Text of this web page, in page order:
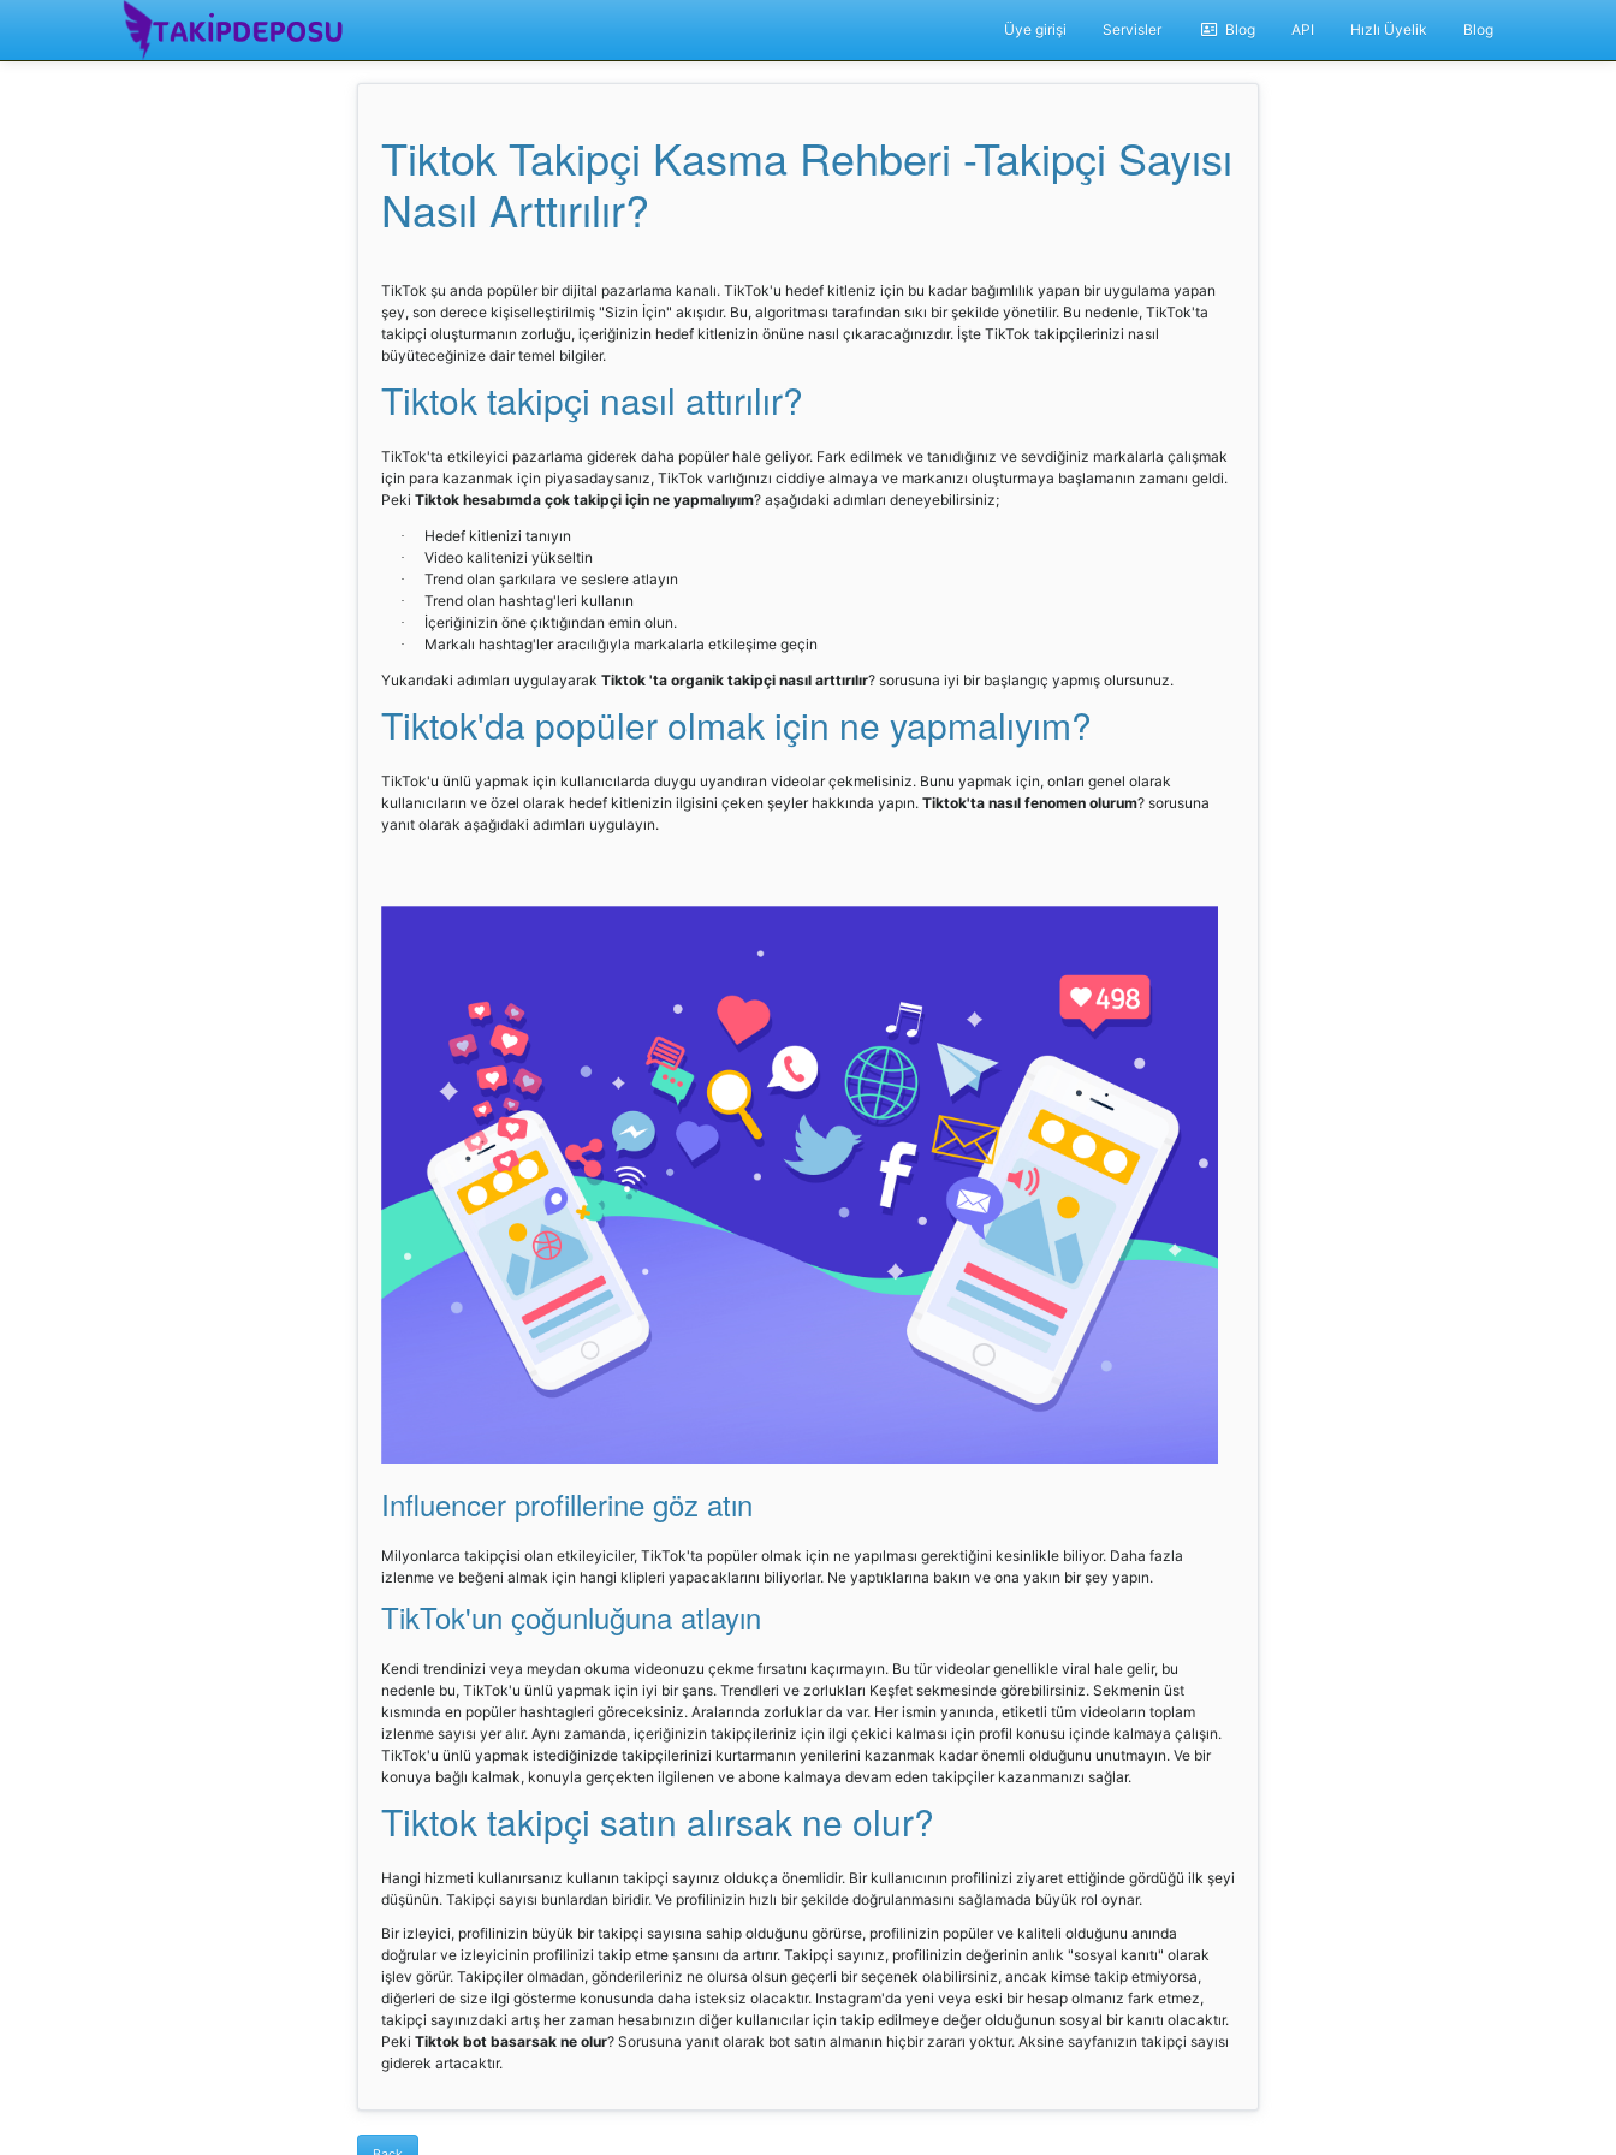
Üye girişi Servisler Blog API Hızlı Üyelik Blog
Tiktok Takipçi Kasma Rehberi -Takipçi Sayısı
Nasıl Arttırılır?
TikTok şu anda popüler bir dijital pazarlama kanalı. TikTok'u hedef kitleniz için bu kadar bağımlılık yapan bir uygulama yapan
şey, son derece kişiselleştirilmiş "Sizin İçin" akışıdır. Bu, algoritması tarafından sıkı bir şekilde yönetilir. Bu nedenle, TikTok'ta
takipçi oluşturmanın zorluğu, içeriğinizin hedef kitlenizin önüne nasıl çıkaracağınızdır. İşte TikTok takipçilerinizi nasıl
büyüteceğinize dair temel bilgiler.
Tiktok takipçi nasıl attırılır?
TikTok'ta etkileyici pazarlama giderek daha popüler hale geliyor. Fark edilmek ve tanıdığınız ve sevdiğiniz markalarla çalışmak
için para kazanmak için piyasadaysanız, TikTok varlığınızı ciddiye almaya ve markanızı oluşturmaya başlamanın zamanı geldi.
Peki Tiktok hesabımda çok takipçi için ne yapmalıyım? aşağıdaki adımları deneyebilirsiniz;
· Hedef kitlenizi tanıyın
· Video kalitenizi yükseltin
· Trend olan şarkılara ve seslere atlayın
· Trend olan hashtag'leri kullanın
· İçeriğinizin öne çıktığından emin olun.
·
Markalı hashtag'ler aracılığıyla markalarla etkileşime geçin
Yukarıdaki adımları uygulayarak Tiktok 'ta organik takipçi nasıl arttırılır? sorusuna iyi bir başlangıç yapmış olursunuz.
Tiktok'da popüler olmak için ne yapmalıyım?
TikTok'u ünlü yapmak için kullanıcılarda duygu uyandıran videolar çekmelisiniz. Bunu yapmak için, onları genel olarak
kullanıcıların ve özel olarak hedef kitlenizin ilgisini çeken şeyler hakkında yapın. Tiktok'ta nasıl fenomen olurum? sorusuna
yanıt olarak aşağıdaki adımları uygulayın.
Influencer profillerine göz atın
Milyonlarca takipçisi olan etkileyiciler, TikTok'ta popüler olmak için ne yapılması gerektiğini kesinlikle biliyor. Daha fazla
izlenme ve beğeni almak için hangi klipleri yapacaklarını biliyorlar. Ne yaptıklarına bakın ve ona yakın bir şey yapın.
TikTok'un çoğunluğuna atlayın
Kendi trendinizi veya meydan okuma videonuzu çekme fırsatını kaçırmayın. Bu tür videolar genellikle viral hale gelir, bu
nedenle bu, TikTok'u ünlü yapmak için iyi bir şans. Trendleri ve zorlukları Keşfet sekmesinde görebilirsiniz. Sekmenin üst
kısmında en popüler hashtagleri göreceksiniz. Aralarında zorluklar da var. Her ismin yanında, etiketli tüm videoların toplam
izlenme sayısı yer alır. Aynı zamanda, içeriğinizin takipçileriniz için ilgi çekici kalması için profil konusu içinde kalmaya çalışın.
TikTok'u ünlü yapmak istediğinizde takipçilerinizi kurtarmanın yenilerini kazanmak kadar önemli olduğunu unutmayın. Ve bir
konuya bağlı kalmak, konuyla gerçekten ilgilenen ve abone kalmaya devam eden takipçiler kazanmanızı sağlar.
Tiktok takipçi satın alırsak ne olur?
Hangi hizmeti kullanırsanız kullanın takipçi sayınız oldukça önemlidir. Bir kullanıcının profilinizi ziyaret ettiğinde gördüğü ilk şeyi
düşünün. Takipçi sayısı bunlardan biridir. Ve profilinizin hızlı bir şekilde doğrulanmasını sağlamada büyük rol oynar.
Bir izleyici, profilinizin büyük bir takipçi sayısına sahip olduğunu görürse, profilinizin popüler ve kaliteli olduğunu anında
doğrular ve izleyicinin profilinizi takip etme şansını da artırır. Takipçi sayınız, profilinizin değerinin anlık "sosyal kanıtı" olarak
işlev görür. Takipçiler olmadan, gönderileriniz ne olursa olsun geçerli bir seçenek olabilirsiniz, ancak kimse takip etmiyorsa,
diğerleri de size ilgi gösterme konusunda daha isteksiz olacaktır. Instagram'da yeni veya eski bir hesap olmanız fark etmez,
takipçi sayınızdaki artış her zaman hesabınızın diğer kullanıcılar için takip edilmeye değer olduğunun sosyal bir kanıtı olacaktır.
Peki Tiktok bot basarsak ne olur? Sorusuna yanıt olarak bot satın almanın hiçbir zararı yoktur. Aksine sayfanızın takipçi sayısı
giderek artacaktır.